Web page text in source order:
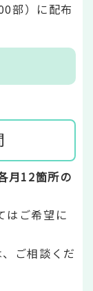
部）に配布
月12箇所の
はご希望に
ご相談くだ